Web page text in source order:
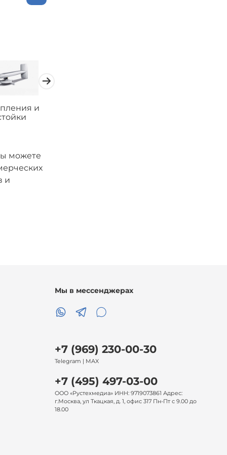
и
можете
и
Мы в мессенджерах
+7 (969) 230-00-30
Telegram | MAX
+7 (495) 497-03-00
ООО «Рустехмедиа» ИНН: 9719073861 Адрес:
г.Москва, ул Ткацкая, д. 1, офис 317 Пн-Пт с 9.00 до
18.00